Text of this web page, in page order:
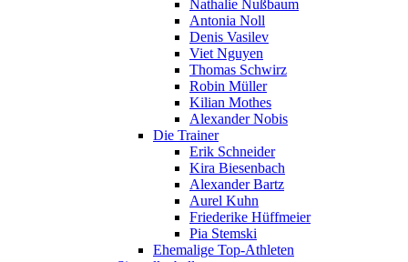
Nathalie Nußbaum
Antonia Noll
Denis Vasilev
Viet Nguyen
Thomas Schwirz
Robin Müller
Kilian Mothes
Alexander Nobis
Die Trainer
Erik Schneider
Kira Biesenbach
Alexander Bartz
Aurel Kuhn
Friederike Hüffmeier
Pia Stemski
Ehemalige Top-Athleten